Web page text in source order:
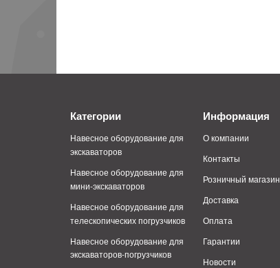
Категории
Навесное оборудование для
экскаваторов
Навесное оборудование для
мини-экскаваторов
Навесное оборудование для
телескопических погрузчиков
Навесное оборудование для
экскаваторов-погрузчиков
Информация
О компании
Контакты
Розничный магазин
Доставка
Оплата
Гарантии
Новости